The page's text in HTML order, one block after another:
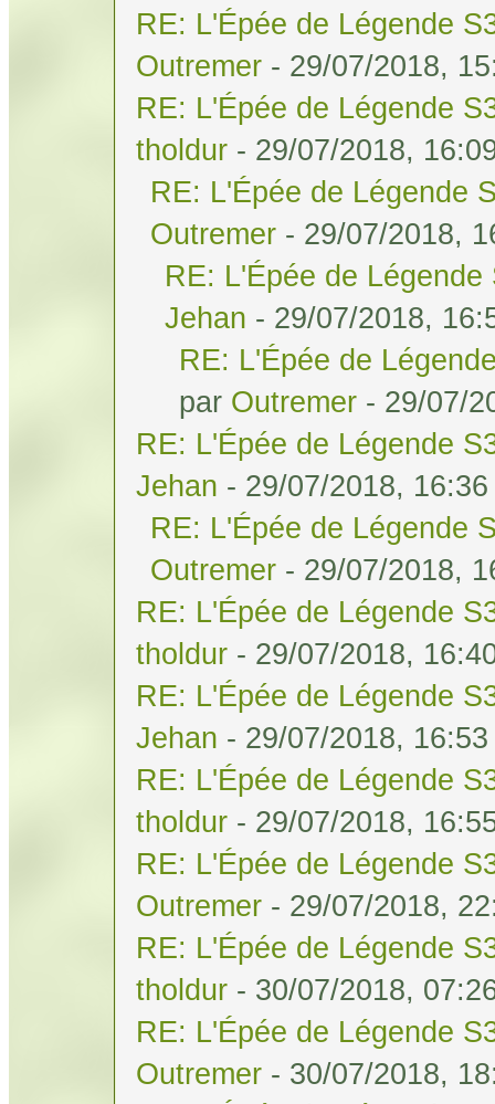
RE: L'Épée de Légende
Outremer - 29/07/2018,
RE: L'Épée de Légende
tholdur - 29/07/2018,
RE: L'Épée de Légende
Outremer - 29/07/2018,
RE: L'Épée de
Jehan - 29/07/2018,
RE: L'Épée de
par Outremer - 29/07/
RE: L'Épée de Légende
Jehan - 29/07/2018, 16:36
RE: L'Épée de Légende
Outremer - 29/07/2018,
RE: L'Épée de Légende
tholdur - 29/07/2018,
RE: L'Épée de Légende
Jehan - 29/07/2018, 16:53
RE: L'Épée de Légende
tholdur - 29/07/2018,
RE: L'Épée de Légende
Outremer - 29/07/2018,
RE: L'Épée de Légende
tholdur - 30/07/2018,
RE: L'Épée de Légende
Outremer - 30/07/2018,